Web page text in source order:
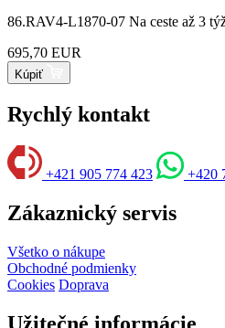
86.RAV4-L1870-07 Na ceste až 3
695,70 EUR
Kúpiť
Rychlý kontakt
+421 905 774 423 +420
Zákaznický servis
Všetko o nákupe
Obchodné podmienky
Cookies Doprava
Užitečné informácie